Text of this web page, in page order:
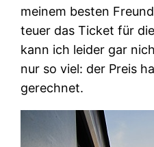
meinem besten
teuer das Ticket für
kann ich leider gar
nur so viel: der Preis
gerechnet.